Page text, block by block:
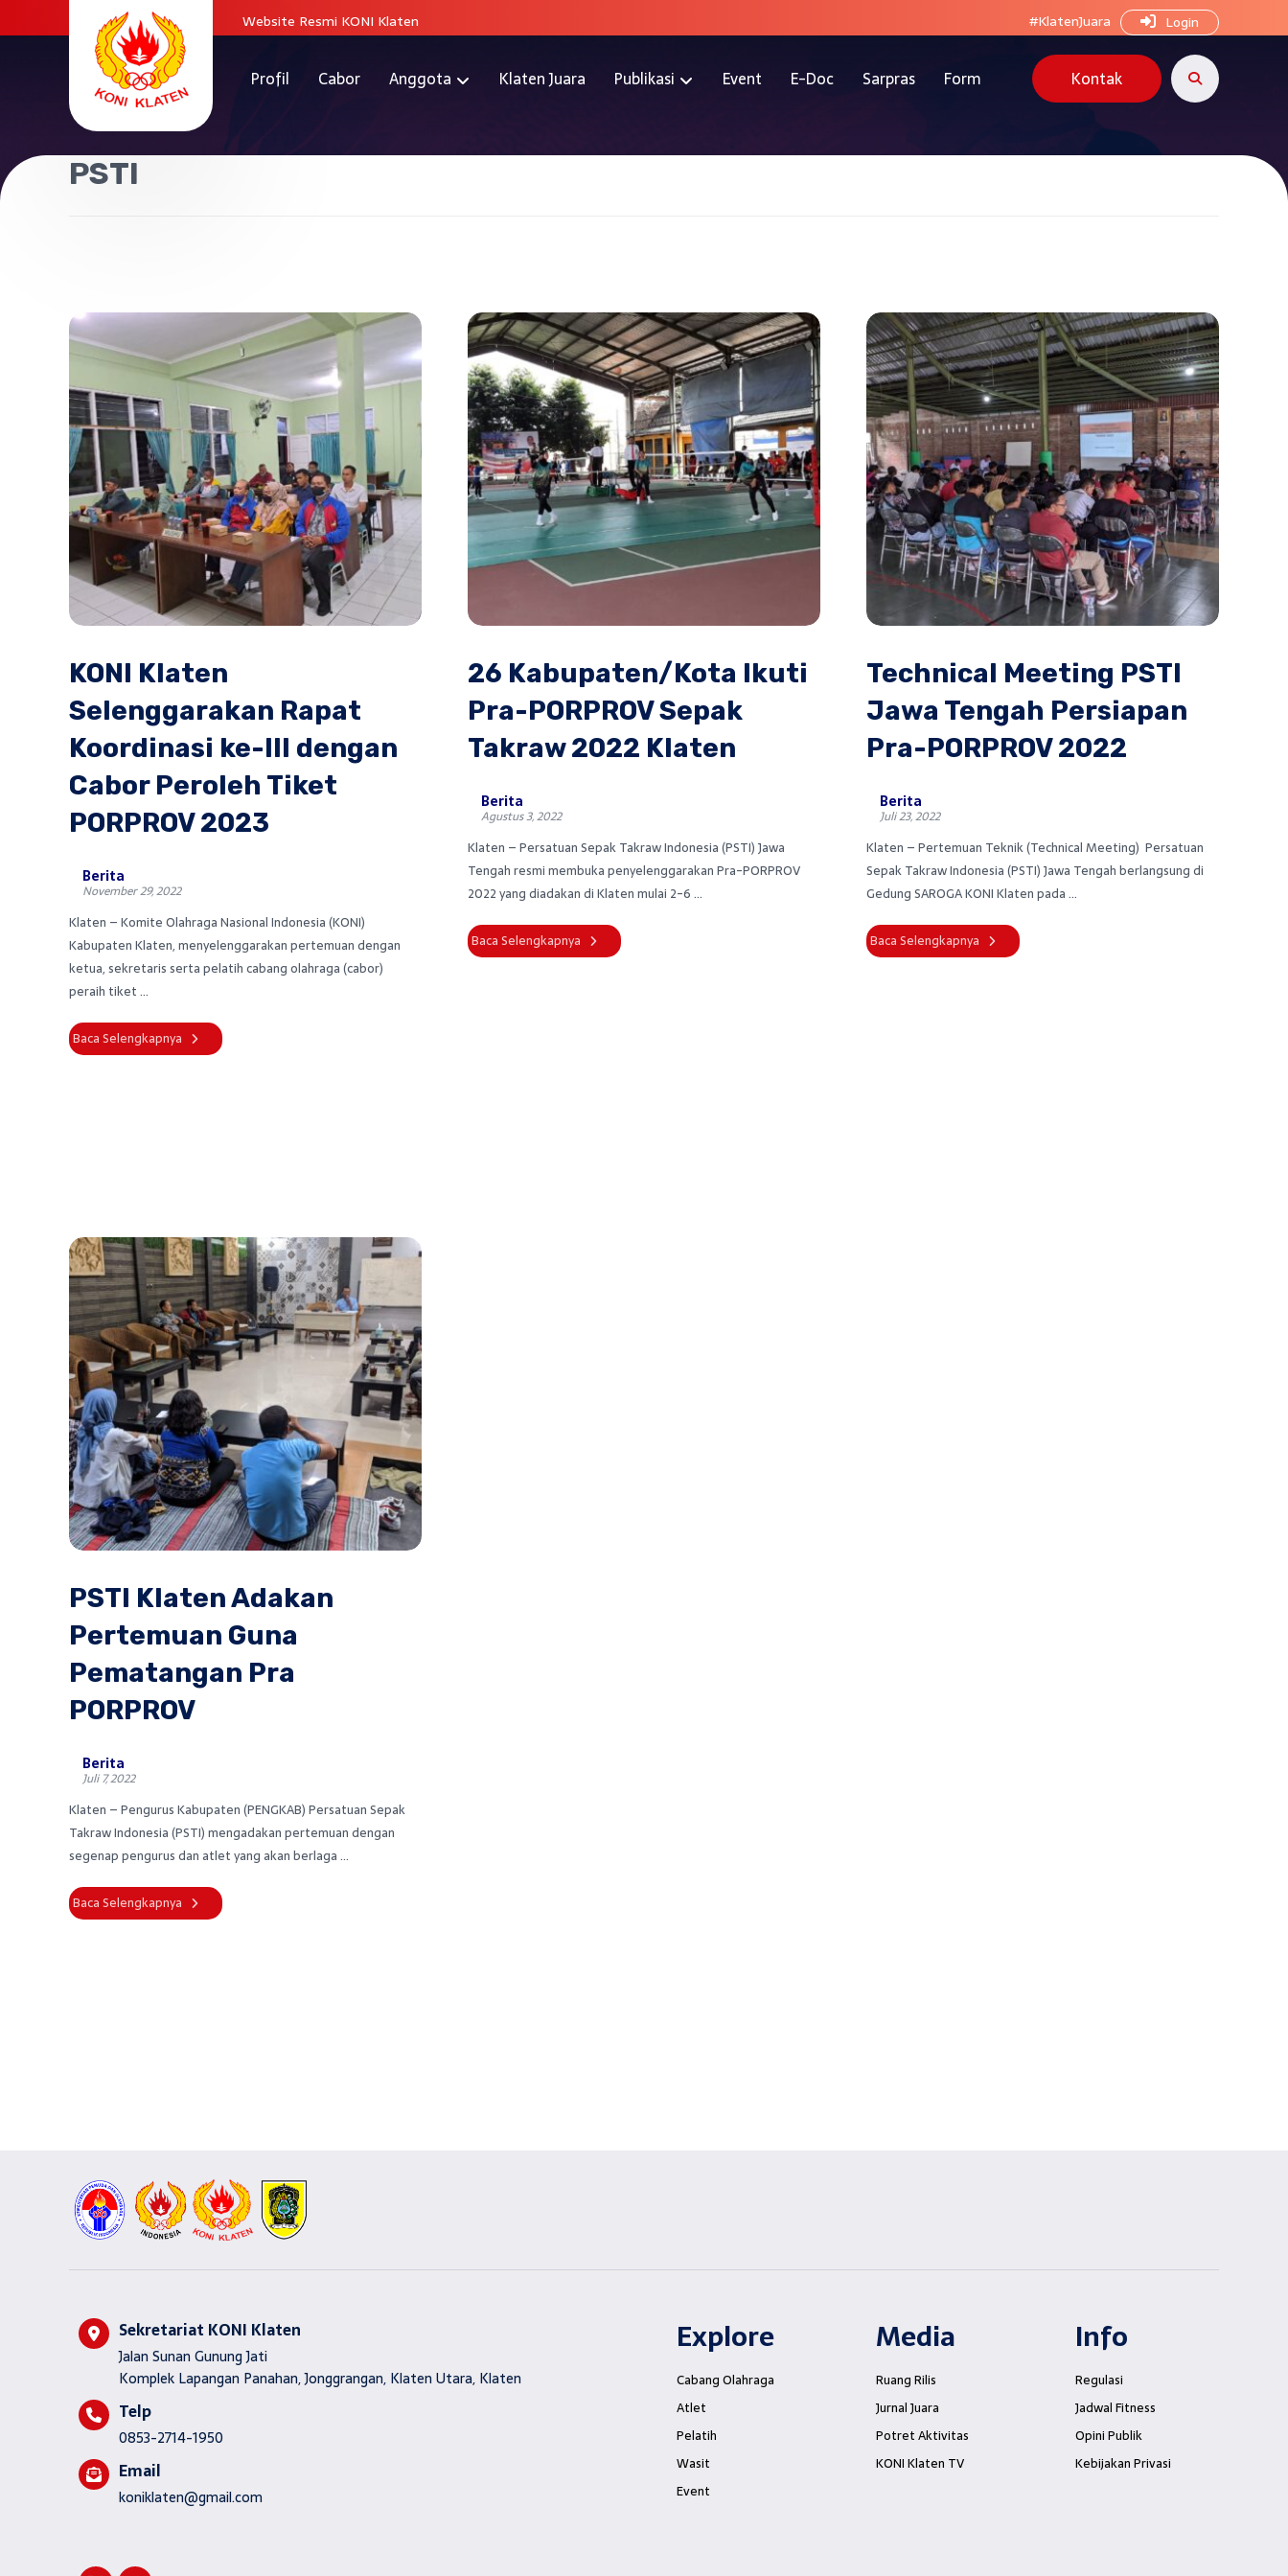
Website Resmi KONI Klaten Login
#KlatenJuara
Profil Cabor Anggota Klaten Juara Publikasi Event E-Doc Sarpras Form Kontak
PSTI
KONI Klaten
Selenggarakan Rapat
Koordinasi ke-III dengan
Cabor Peroleh Tiket
PORPROV 2023
Berita
November 29, 2022
Klaten – Komite Olahraga Nasional Indonesia (KONI)
Kabupaten Klaten, menyelenggarakan pertemuan dengan
ketua, sekretaris serta pelatih cabang olahraga (cabor)
peraih tiket ...
Baca Selengkapnya
26 Kabupaten/Kota Ikuti
Pra-PORPROV Sepak
Takraw 2022 Klaten
Berita
Agustus 3, 2022
Klaten – Persatuan Sepak Takraw Indonesia (PSTI) Jawa
Tengah resmi membuka penyelenggarakan Pra-PORPROV
2022 yang diadakan di Klaten mulai 2-6 ...
Baca Selengkapnya
Technical Meeting PSTI
Jawa Tengah Persiapan
Pra-PORPROV 2022
Berita
Juli 23, 2022
Klaten – Pertemuan Teknik (Technical Meeting) Persatuan
Sepak Takraw Indonesia (PSTI) Jawa Tengah berlangsung di
Gedung SAROGA KONI Klaten pada ...
Baca Selengkapnya
PSTI Klaten Adakan
Pertemuan Guna
Pematangan Pra
PORPROV
Berita
Juli 7, 2022
Klaten – Pengurus Kabupaten (PENGKAB) Persatuan Sepak
Takraw Indonesia (PSTI) mengadakan pertemuan dengan
segenap pengurus dan atlet yang akan berlaga ...
Baca Selengkapnya
Sekretariat KONI Klaten
Jalan Sunan Gunung Jati
Komplek Lapangan Panahan, Jonggrangan, Klaten Utara, Klaten
Telp
0853-2714-1950
Email
koniklaten@gmail.com
Explore
Cabang Olahraga
Atlet
Pelatih
Wasit
Event
Media
Ruang Rilis
Jurnal Juara
Potret Aktivitas
KONI Klaten TV
Info
Regulasi
Jadwal Fitness
Opini Publik
Kebijakan Privasi